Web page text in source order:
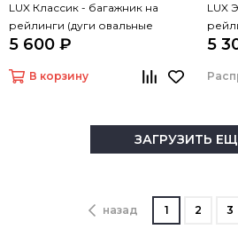
LUX Классик - багажник на
рейлинги (дуги овальные
серые, 1,2м)
5 600 ₽
В корзину
LUX
5
ЗАГРУЗИТЬ
назад 1 2 3